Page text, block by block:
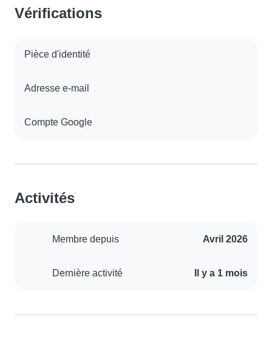
Vérifications
Pièce d'identité
Adresse e-mail
Compte Google
Activités
Membre depuis Avril 2026
Dernière activité Il y a 1 mois